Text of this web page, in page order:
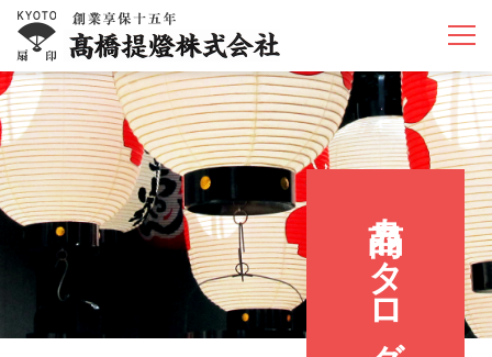
商品カタログ